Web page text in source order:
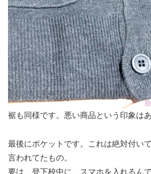
裾も同様です。悪い商品という印象は
最後にポケットです。これは絶対付い
言われてたもの。
要は、登下校中に、スマホを入れるん